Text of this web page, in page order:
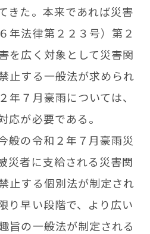
きた。本来であれば災害
年法律第２２３号）第２
を広く対象として災害関
止する一般法が求められ
年７月豪雨については、
応が必要である。
般の令和２年７月豪雨災
災者に支給される災害関
止する個別法が制定され
り早い段階で、より広い
旨の一般法が制定される